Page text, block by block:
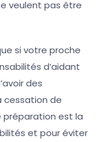
veulent pas être
si votre proche
d’aidant
des
cessation de
préparation est la
et pour éviter